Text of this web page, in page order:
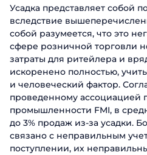
Усадка представляет собой
вследствие
собой разумеется, что это
сфере розничной торговли
затраты для ритейлера и
искоренено полностью,
и человеческий фактор.
проведенному ассоциацией
промышленности FMI, в
до 3% продаж из-за усадки.
связано с неправильным
поступлении, их